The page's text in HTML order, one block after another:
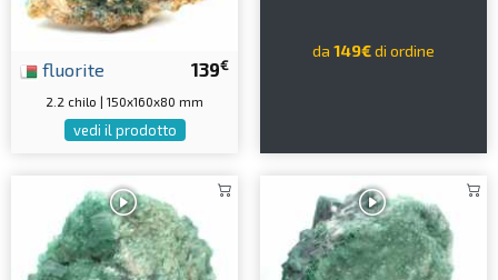
139€
fluorite
2.2 chilo | 150x160x80 mm
vedi il prodotto
da 149€di ordine